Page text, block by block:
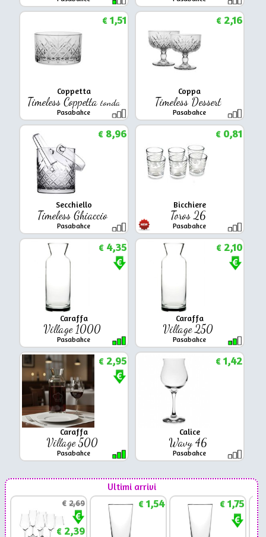
Coppetta
Timeless Coppettatonda
Pasabahce
€1,51
Coppa
Timeless Dessert
Pasabahce
€2,16
Secchiello
Timeless Ghiaccio
Pasabahce
€8,96
Bicchiere
Toros 26
Pasabahce
€0,81
Caraffa
Village 1000
Pasabahce
€4,35
Caraffa
Village 250
Pasabahce
€2,10
Caraffa
Village 500
Pasabahce
€2,95
Calice
Wavy 46
Pasabahce
€1,42
Ultimi arrivi
€2,69
€2,39
€1,54 €1,75